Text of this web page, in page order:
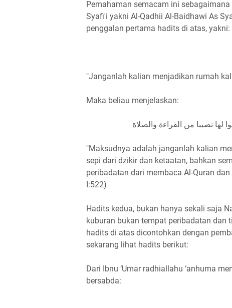
Pemahaman semacam ini
Syafi'i yakni Al-Qadhii Al-Baidhawi As
penggalan pertama hadits di atas, yakni:
"Janganlah kalian menjadikan rumah
Maka beliau menjelaskan:
لها نصيبا من القراءة والصلاة
"Maksudnya adalah janganlah kalian
sepi dari dzikir dan ketaatan, bahkan
peribadatan dari membaca Al-Quran
I:522)
Hadits kedua, bukan hanya sekali saja
kuburan bukan tempat peribadatan dan
hadits di atas dicontohkan dengan
sekarang lihat hadits berikut:
Dari Ibnu ‘Umar radhiallahu ‘anhuma
bersabda: